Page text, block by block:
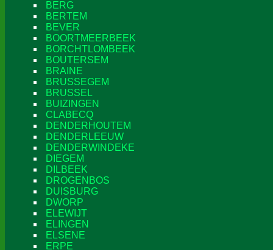
BERG
BERTEM
BEVER
BOORTMEERBEEK
BORCHTLOMBEEK
BOUTERSEM
BRAINE
BRUSSEGEM
BRUSSEL
BUIZINGEN
CLABECQ
DENDERHOUTEM
DENDERLEEUW
DENDERWINDEKE
DIEGEM
DILBEEK
DROGENBOS
DUISBURG
DWORP
ELEWIJT
ELINGEN
ELSENE
ERPE